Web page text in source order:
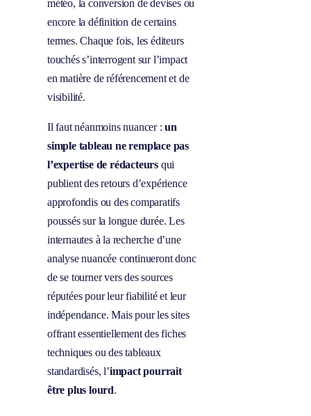
météo, la conversion de devises ou
encore la définition de certains
termes. Chaque fois, les éditeurs
touchés s’interrogent sur l’impact
en matière de référencement et de
visibilité.
Il faut néanmoins nuancer :un
simple tableau ne remplace pas
l’expertise de rédacteursqui
publient des retours d’expérience
approfondis ou des comparatifs
poussés sur la longue durée. Les
internautes à la recherche d’une
analyse nuancée continueront donc
de se tourner vers des sources
réputées pour leur fiabilité et leur
indépendance. Mais pour les sites
offrant essentiellement des fiches
techniques ou des tableaux
standardisés, l’impact pourrait
être plus lourd.